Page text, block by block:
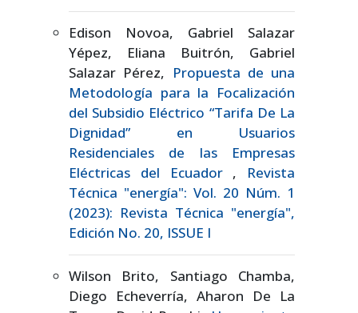
Edison Novoa, Gabriel Salazar
Yépez, Eliana Buitrón, Gabriel
Salazar Pérez, Propuesta de una
Metodología para la Focalización
del Subsidio Eléctrico “Tarifa De La
Dignidad” en Usuarios
Residenciales de las Empresas
Eléctricas del Ecuador , Revista
Técnica "energía": Vol. 20 Núm. 1
(2023): Revista Técnica "energía",
Edición No. 20, ISSUE I
Wilson Brito, Santiago Chamba,
Diego Echeverría, Aharon De La